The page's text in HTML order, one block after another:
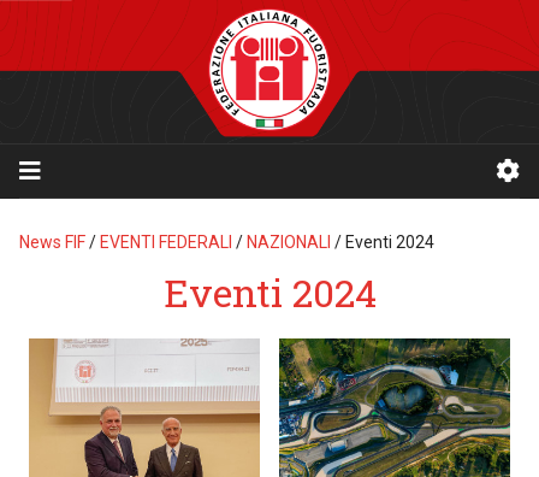
News FIF/EVENTI FEDERALI /NAZIONALI /Eventi 2024
Eventi 2024